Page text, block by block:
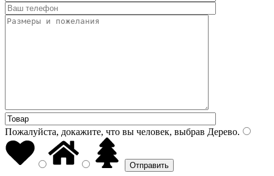
Пожалуйста, докажите, что вы человек, выбрав Дерево.